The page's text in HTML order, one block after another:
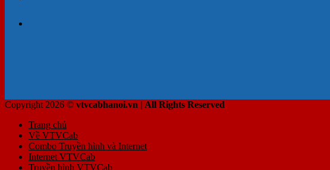
Copyright 2026 © vtvcabhanoi.vn | All Rights Reserved
Trang chủ
Về VTVCab
Combo Truyền hình và Internet
Internet VTVCab
Truyền hình VTVCab